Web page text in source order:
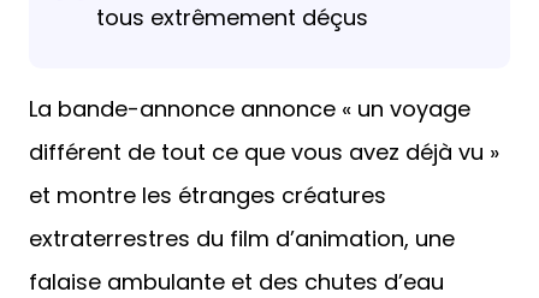
tous extrêmement déçus
La bande-annonce annonce « un voyage
différent de tout ce que vous avez déjà vu »
et montre les étranges créatures
extraterrestres du film d’animation, une
falaise ambulante et des chutes d’eau